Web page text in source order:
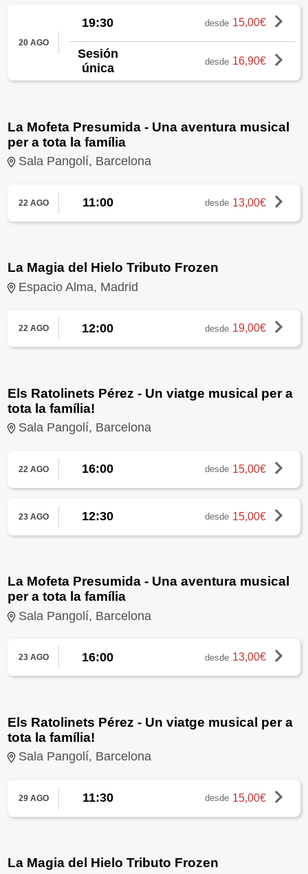
20 AGO
19:30 desde 15,00€
Sesión
única
desde 16,90€
La Mofeta Presumida - Una aventura musical
per a tota la família
Sala Pangolí, Barcelona
22 AGO 11:00 desde 13,00€
La Magia del Hielo Tributo Frozen
Espacio Alma, Madrid
22 AGO 12:00 desde 19,00€
Els Ratolinets Pérez - Un viatge musical per a
tota la família!
Sala Pangolí, Barcelona
22 AGO 16:00 desde 15,00€
23 AGO 12:30 desde 15,00€
La Mofeta Presumida - Una aventura musical
per a tota la família
Sala Pangolí, Barcelona
23 AGO 16:00 desde 13,00€
Els Ratolinets Pérez - Un viatge musical per a
tota la família!
Sala Pangolí, Barcelona
29 AGO 11:30 desde 15,00€
La Magia del Hielo Tributo Frozen